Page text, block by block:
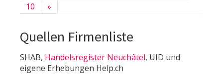
10
»
Quellen Firmenliste
SHAB, Handelsregister Neuchâtel, UID und
eigene Erhebungen Help.ch